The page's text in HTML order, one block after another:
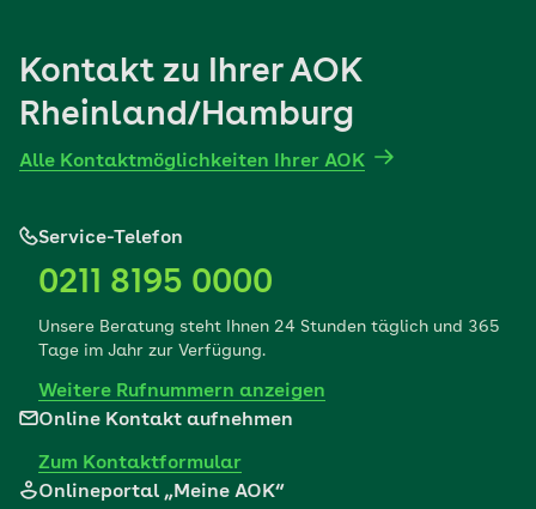
Kontakt zu Ihrer AOK
Rheinland/Hamburg
Alle Kontaktmöglichkeiten Ihrer AOK
Service-Telefon
0211 8195 0000
Unsere Beratung steht Ihnen 24 Stunden täglich und 365
Tage im Jahr zur Verfügung.
Weitere Rufnummern anzeigen
Online Kontakt aufnehmen
Zum Kontaktformular
Onlineportal „Meine AOK“